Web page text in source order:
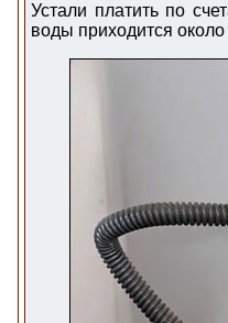
Устали платить по
воды приходится